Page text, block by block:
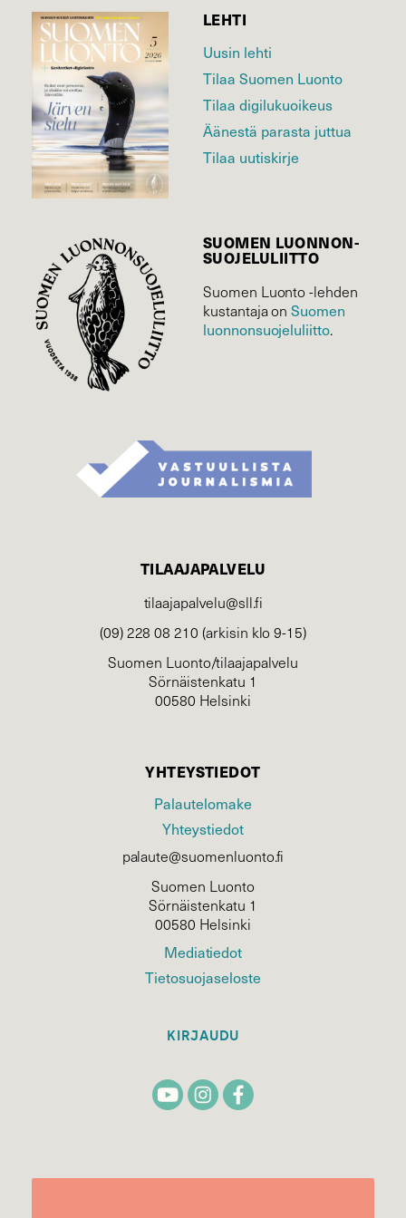
LEHTI
Uusin lehti
Tilaa Suomen Luonto
Tilaa digilukuoikeus
Äänestä parasta juttua
Tilaa uutiskirje
SUOMEN LUONNON­
SUOJELU­LIITTO
Suomen Luonto -lehden
kustantaja onSuomen
luonnonsuojelu­liitto.
TILAAJAPALVELU
tilaajapalvelu@sll.fi
(09) 228 08 210 (arkisin klo 9-15)
Suomen Luonto/tilaajapalvelu
Sörnäistenkatu 1
00580 Helsinki
YHTEYSTIEDOT
Palautelomake
Yhteystiedot
palaute@suomenluonto.fi
Suomen Luonto
Sörnäistenkatu 1
00580 Helsinki
Mediatiedot
Tietosuojaseloste
KIRJAUDU